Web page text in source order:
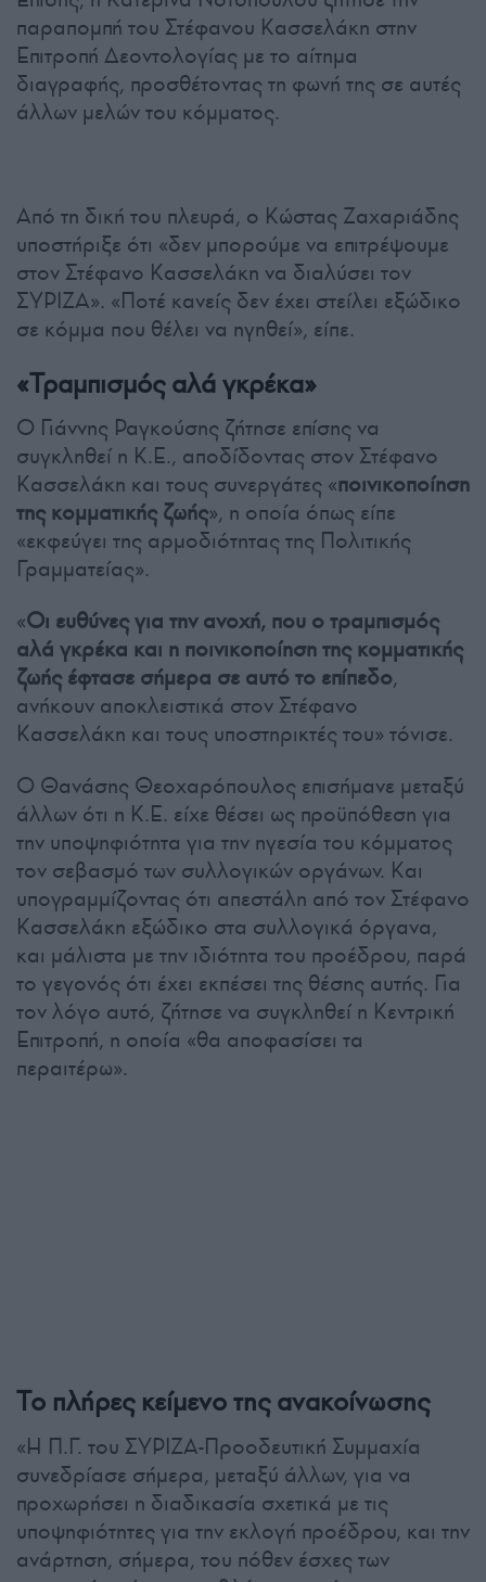
παραπομπή του Στέφανου Κασσελάκη στην
Επιτροπή Δεοντολογίας με το αίτημα
διαγραφής, προσθέτοντας τη φωνή της σε αυτές
άλλων μελών του κόμματος.
Από τη δική του πλευρά, ο Κώστας Ζαχαριάδης
υποστήριξε ότι «δεν μπορούμε να επιτρέψουμε
στον Στέφανο Κασσελάκη να διαλύσει τον
ΣΥΡΙΖΑ». «Ποτέ κανείς δεν έχει στείλει εξώδικο
σε κόμμα που θέλει να ηγηθεί», είπε.
«Τραμπισμός αλά γκρέκα»
Ο Γιάννης Ραγκούσης ζήτησε επίσης να
συγκληθεί η Κ.Ε., αποδίδοντας στον Στέφανο
Κασσελάκη και τους συνεργάτες «ποινικοποίηση
της κομματικής ζωής», η οποία όπως είπε
«εκφεύγει της αρμοδιότητας της Πολιτικής
Γραμματείας».
«Οι ευθύνες για την ανοχή, που ο τραμπισμός
αλά γκρέκα και η ποινικοποίηση της κομματικής
ζωής έφτασε σήμερα σε αυτό το επίπεδο,
ανήκουν αποκλειστικά στον Στέφανο
Κασσελάκη και τους υποστηρικτές του» τόνισε.
Ο Θανάσης Θεοχαρόπουλος επισήμανε μεταξύ
άλλων ότι η Κ.Ε. είχε θέσει ως προϋπόθεση για
την υποψηφιότητα για την ηγεσία του κόμματος
τον σεβασμό των συλλογικών οργάνων. Και
υπογραμμίζοντας ότι απεστάλη από τον Στέφανο
Κασσελάκη εξώδικο στα συλλογικά όργανα,
και μάλιστα με την ιδιότητα του προέδρου, παρά
το γεγονός ότι έχει εκπέσει της θέσης αυτής. Για
τον λόγο αυτό, ζήτησε να συγκληθεί η Κεντρική
Επιτροπή, η οποία «θα αποφασίσει τα
περαιτέρω».
Το πλήρες κείμενο της ανακοίνωσης
«Η Π.Γ. του ΣΥΡΙΖΑ-Προοδευτική Συμμαχία
συνεδρίασε σήμερα, μεταξύ άλλων, για να
προχωρήσει η διαδικασία σχετικά με τις
υποψηφιότητες για την εκλογή προέδρου, και την
ανάρτηση, σήμερα, του πόθεν έσχες των